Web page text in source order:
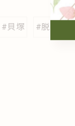
#貝塚 #脱毛